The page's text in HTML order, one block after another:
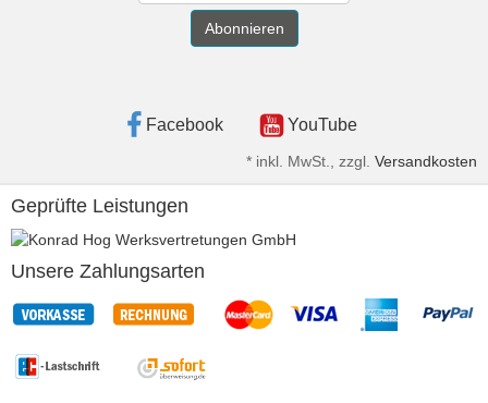
Abonnieren
Facebook YouTube
* inkl. MwSt., zzgl. Versandkosten
Geprüfte Leistungen
Unsere Zahlungsarten